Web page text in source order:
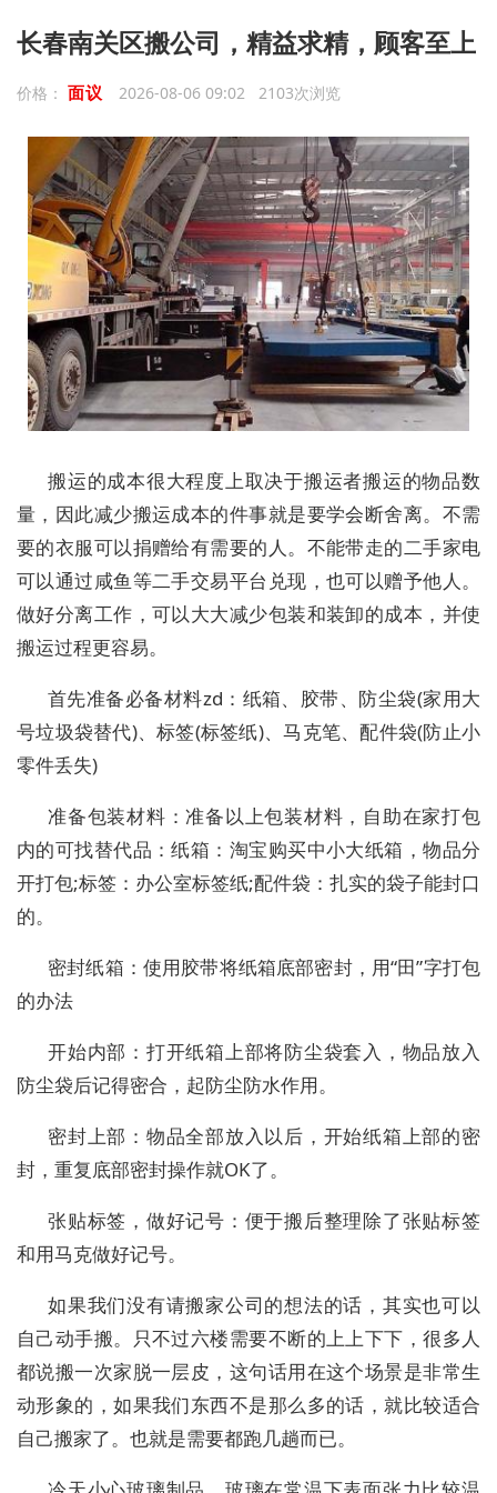
长春南关区搬公司，精益求精，顾客至上
价格： 面议 2026-08-06 09:02 2103次浏览
搬运的成本很大程度上取决于搬运者搬运的物品数
量，因此减少搬运成本的件事就是要学会断舍离。不需
要的衣服可以捐赠给有需要的人。不能带走的二手家电
可以通过咸鱼等二手交易平台兑现，也可以赠予他人。
做好分离工作，可以大大减少包装和装卸的成本，并使
搬运过程更容易。
首先准备必备材料zd：纸箱、胶带、防尘袋(家用大
号垃圾袋替代)、标签(标签纸)、马克笔、配件袋(防止小
零件丢失)
准备包装材料：准备以上包装材料，自助在家打包
内的可找替代品：纸箱：淘宝购买中小大纸箱，物品分
开打包;标签：办公室标签纸;配件袋：扎实的袋子能封口
的。
密封纸箱：使用胶带将纸箱底部密封，用“田”字打包
的办法
开始内部：打开纸箱上部将防尘袋套入，物品放入
防尘袋后记得密合，起防尘防水作用。
密封上部：物品全部放入以后，开始纸箱上部的密
封，重复底部密封操作就OK了。
张贴标签，做好记号：便于搬后整理除了张贴标签
和用马克做好记号。
如果我们没有请搬家公司的想法的话，其实也可以
自己动手搬。只不过六楼需要不断的上上下下，很多人
都说搬一次家脱一层皮，这句话用在这个场景是非常生
动形象的，如果我们东西不是那么多的话，就比较适合
自己搬家了。也就是需要都跑几趟而已。